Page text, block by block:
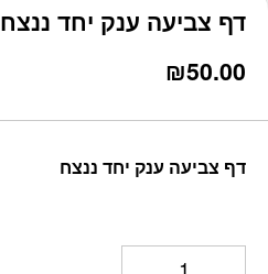
דף צביעה ענק יחד ננצח
₪50.00
דף צביעה ענק יחד ננצח